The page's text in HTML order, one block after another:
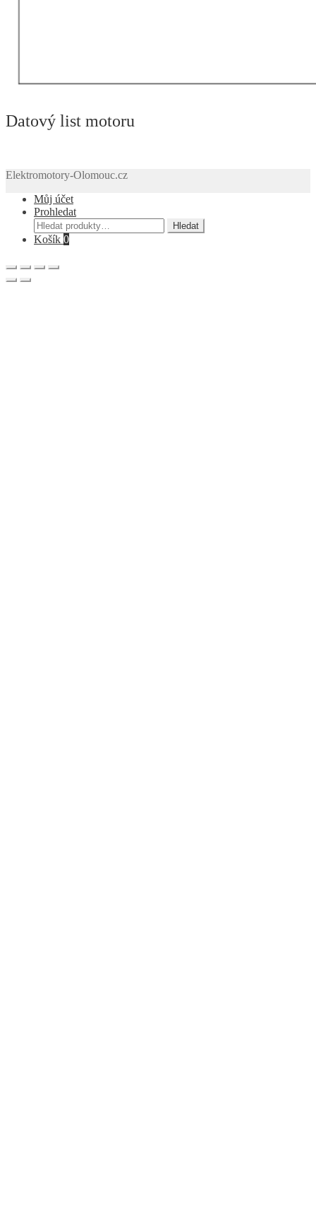
Datový list motoru
Elektromotory-Olomouc.cz
Můj účet
Prohledat
Hledat:
Hledat
Košík 0